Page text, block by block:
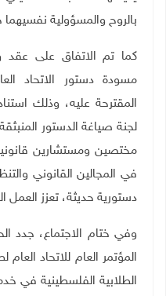
بالروح والمسؤولية نفسيهما
كما تم الاتفاق على
مسودة دستور الاتحاد
المقترحة عليه، وذلك
لجنة صياغة الدستور
مختصين ومستشارين
في المجالين القانوني
دستورية حديثة، تعزز العمل
وفي ختام الاجتماع، جدد
المؤتمر العام للاتحاد
الطلابية الفلسطينية في